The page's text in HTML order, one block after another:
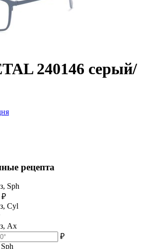
240146 серый/
рецепта
Sph
₽
Cyl
Ax
₽